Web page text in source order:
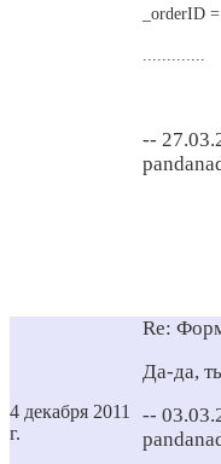
_orderID
--
4 декабря 2011
г.
Re:
Да-да,
--